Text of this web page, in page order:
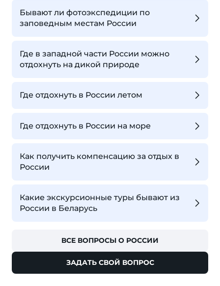
Бывают ли фотоэкспедиции по
заповедным местам России
Где в западной части России можно
отдохнуть на дикой природе
Где отдохнуть в России летом
Где отдохнуть в России на море
Как получить компенсацию за отдых в
России
Какие экскурсионные туры бывают из
России в Беларусь
ВСЕ ВОПРОСЫ О РОССИИ
ЗАДАТЬ СВОЙ ВОПРОС